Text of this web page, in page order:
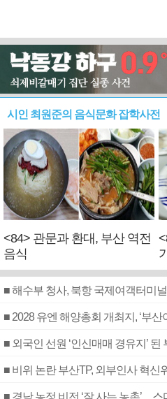
시인 최원준의 음식문화 잡학사전
<84> 관문과 환대, 부산 역전
음식
■ 해수부 청사, 북항 국제여객터미
■ 2028 유엔 해양총회 개최지, ‘부산
■ 외국인 선원 ‘인신매매 경유지’
■ 비위 논란 부산TP, 외부인사 혁신